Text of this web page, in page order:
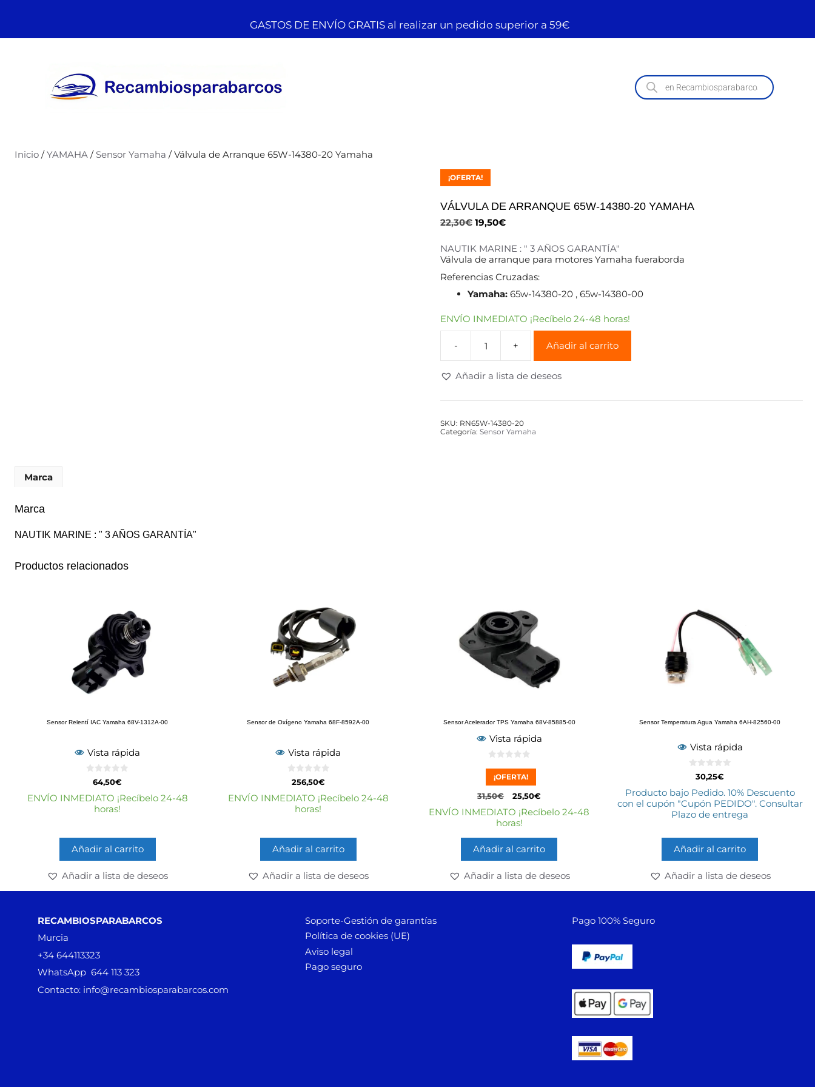
GASTOS DE ENVÍO GRATIS al realizar un pedido superior a 59€
Inicio /YAMAHA / Sensor Yamaha / Válvula de Arranque 65W-14380-20 Yamaha
¡OFERTA!
VÁLVULA DE ARRANQUE 65W-14380-20 YAMAHA
22,30€ 19,50€
NAUTIK MARINE : " 3 AÑOS GARANTÍA"
Válvula de arranque para motores Yamaha fueraborda
Referencias Cruzadas:
Yamaha: 65w-14380-20 , 65w-14380-00
ENVÍO INMEDIATO ¡Recíbelo 24-48 horas!
Añadir al carrito
Añadir a lista de deseos
SKU: RN65W-14380-20
Categoría: Sensor Yamaha
Marca
Marca
NAUTIK MARINE : " 3 AÑOS GARANTÍA"
Productos relacionados
Sensor Relentí IAC Yamaha 68V-1312A-00
Vista rápida
e
5
64,50€
ENVÍO INMEDIATO ¡Recíbelo 24-48
horas!
Añadir al carrito
Añadir a lista de deseos
Sensor de Oxígeno Yamaha 68F-8592A-00
Vista rápida
e
5
256,50€
ENVÍO INMEDIATO ¡Recíbelo 24-48
horas!
Añadir al carrito
Añadir a lista de deseos
Sensor Acelerador TPS Yamaha 68V-85885-00
Vista rápida
5
¡OFERTA!
31,50€ 25,50€
ENVÍO INMEDIATO ¡Recíbelo 24-48
horas!
Añadir al carrito
Añadir a lista de deseos
Sensor Temperatura Agua Yamaha 6AH-82560-00
Vista rápida
e
5
30,25€
Producto bajo Pedido. 10% Descuento
con el cupón "Cupón PEDIDO". Consultar
Plazo de entrega
Añadir al carrito
Añadir a lista de deseos
RECAMBIOSPARABARCOS
Murcia
+34 644113323
WhatsApp 644 113 323
Contacto: info@recambiosparabarcos.com
Soporte-Gestión de garantías
Política de cookies (UE)
Aviso legal
Pago seguro
Pago 100% Seguro